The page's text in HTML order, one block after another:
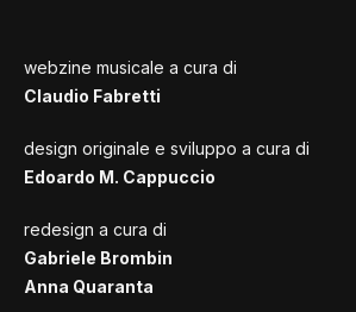
webzine musicale a cura di
Claudio Fabretti
design originale e sviluppo a cura di
Edoardo M. Cappuccio
redesign a cura di
Gabriele Brombin
Anna Quaranta